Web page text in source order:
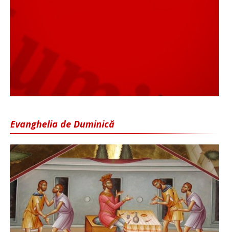
Evanghelia de Duminică